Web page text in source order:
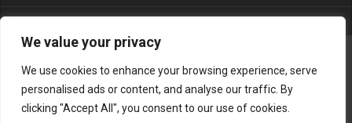
We value your privacy
We use cookies to enhance your browsing experience, serve
personalised ads or content, and analyse our traffic. By
clicking "Accept All", you consent to our use of cookies.
Seçim Sonuçları 2024
Gerçek Hayat © 2015. Her hakkı sakldır.